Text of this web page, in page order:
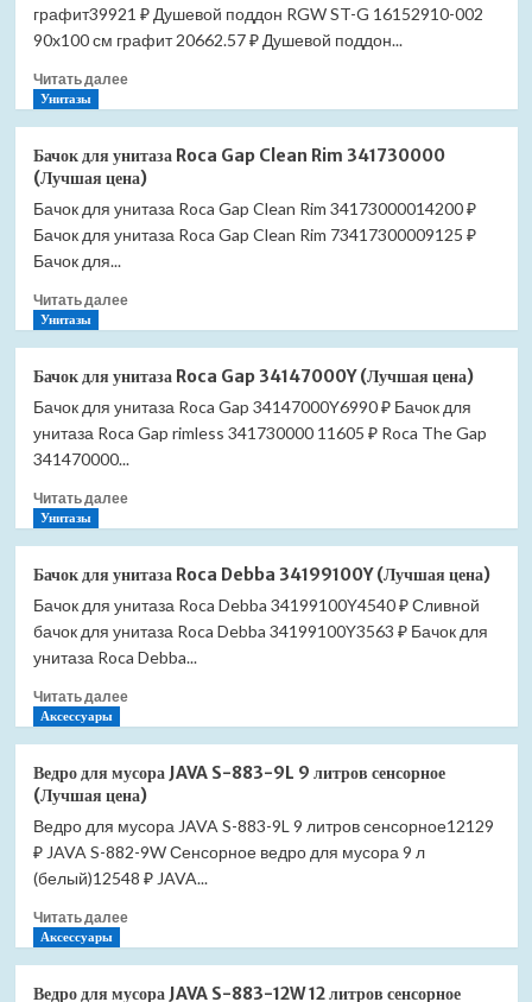
G
90*100
02
(Лучшая
графит39921 ₽ Душевой поддон RGW ST-G 16152910-002
90x100 см графит 20662.57 ₽ Душевой поддон...
Читать далееПрочитать
поддон
RGW
ST-
G
02
(Лучшая
Унитазы
Бачок для унитаза Roca Gap Clean Rim 341730000
(Лучшая цена)
Бачок для унитаза Roca Gap Clean Rim 34173000014200 ₽
Бачок для унитаза Roca Gap Clean Rim 73417300009125 ₽
Бачок для...
Читать далееПрочитать
для
унитаза
Roca
Rim
(Лучшая
Унитазы
Бачок для унитаза Roca Gap 34147000Y (Лучшая цена)
Бачок для унитаза Roca Gap 34147000Y6990 ₽ Бачок для
унитаза Roca Gap rimless 341730000 11605 ₽ Roca The Gap
341470000...
Читать далееПрочитать
для
унитаза
Roca
Gap
(Лучшая
Унитазы
Бачок для унитаза Roca Debba 34199100Y (Лучшая цена)
Бачок для унитаза Roca Debba 34199100Y4540 ₽ Сливной
бачок для унитаза Roca Debba 34199100Y3563 ₽ Бачок для
унитаза Roca Debba...
Читать далееПрочитать
для
унитаза
Roca
Debba
34199100Y
цена)
Аксессуары
Ведро для мусора JAVA S-883-9L 9 литров сенсорное
(Лучшая цена)
Ведро для мусора JAVA S-883-9L 9 литров сенсорное12129
₽ JAVA S-882-9W Сенсорное ведро для мусора 9 л
(белый)12548 ₽ JAVA...
Читать далееПрочитать
Аксессуары
Ведро для мусора JAVA S-883-12W 12 литров сенсорное